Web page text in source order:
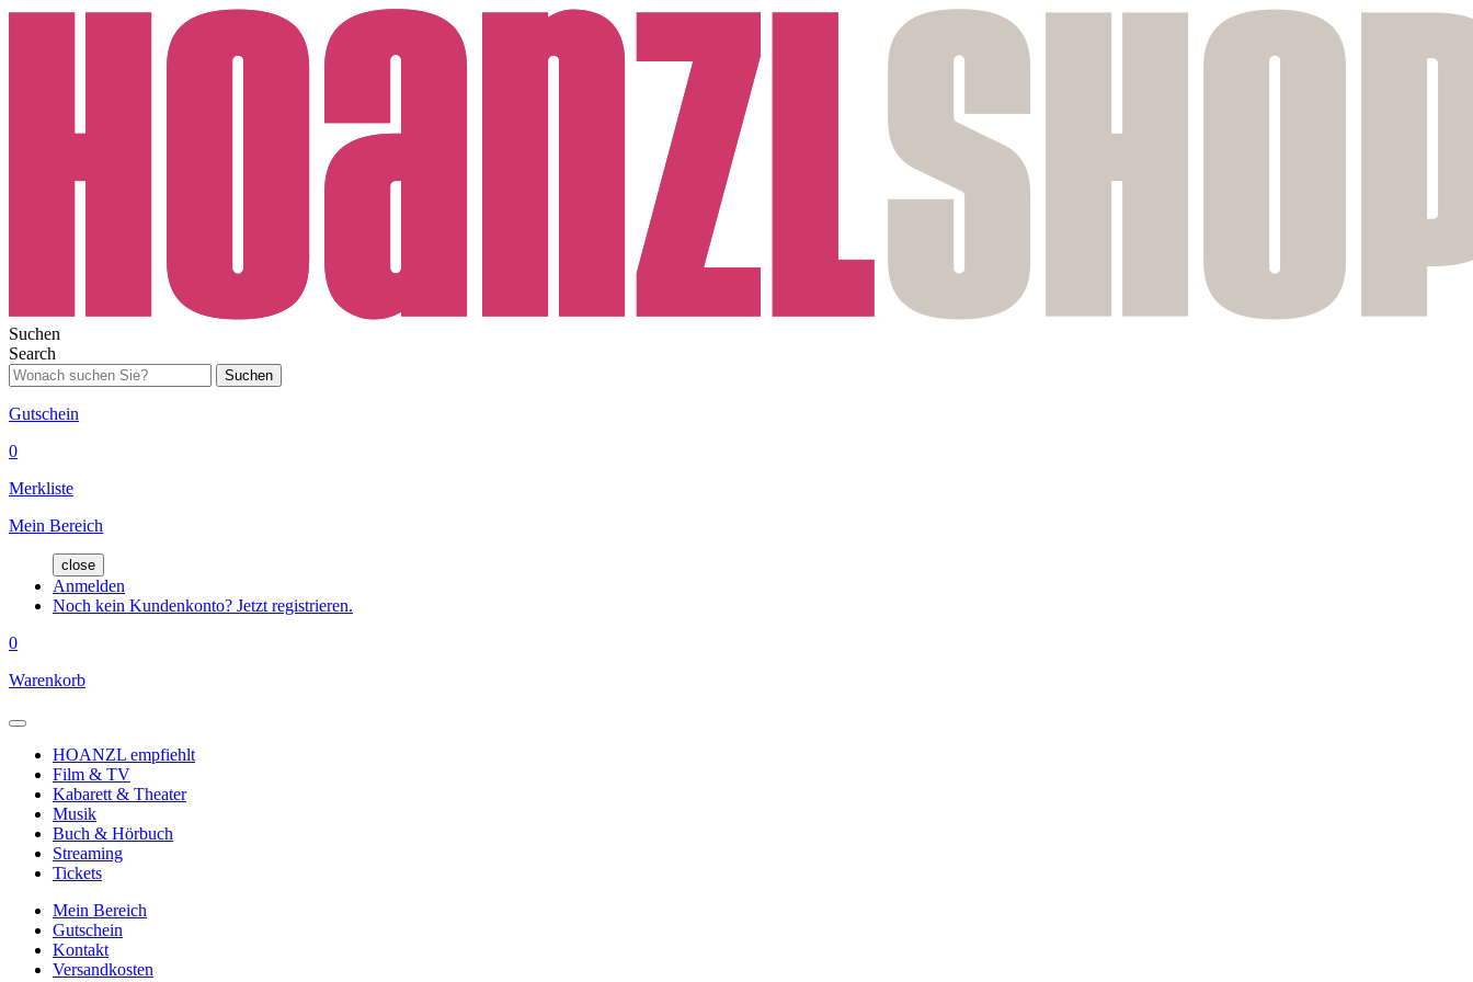
Suchen
Search
Suchen
Gutschein
0
Merkliste
Mein Bereich
close
Anmelden
Noch kein Kundenkonto? Jetzt registrieren.
0
Warenkorb
HOANZL empfiehlt
Film & TV
Kabarett & Theater
Musik
Buch & Hörbuch
Streaming
Tickets
Mein Bereich
Gutschein
Kontakt
Versandkosten